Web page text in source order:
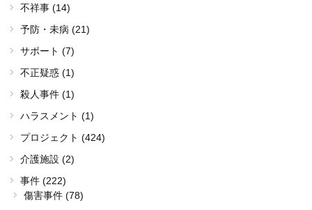
不祥事 (14)
予防・未病 (21)
サポート (7)
不正疑惑 (1)
殺人事件 (1)
ハラスメント (1)
プロジェクト (424)
介護施設 (2)
事件 (222)
傷害事件 (78)